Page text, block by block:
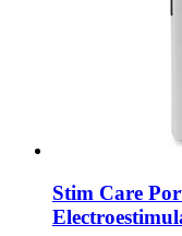
Stim Care